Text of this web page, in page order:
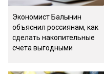
Экономист Балынин
объяснил россиянам, как
сделать накопительные
счета выгодными